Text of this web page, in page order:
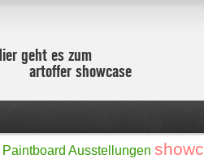
geht es zum
artoffer showcase
Paintboard Ausstellungen